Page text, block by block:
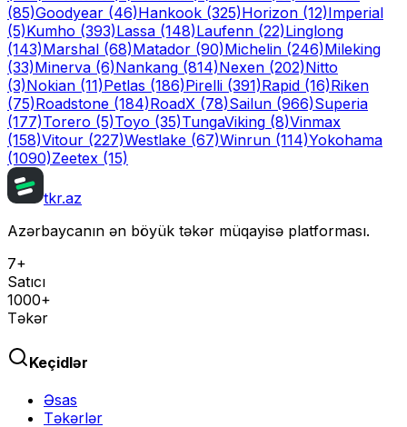
(85)Goodyear (46)Hankook (325)Horizon (12)Imperial
(5)Kumho (393)Lassa (148)Laufenn (22)Linglong
(143)Marshal (68)Matador (90)Michelin (246)Mileking
(33)Minerva (6)Nankang (814)Nexen (202)Nitto
(3)Nokian (11)Petlas (186)Pirelli (391)Rapid (16)Riken
(75)Roadstone (184)RoadX (78)Sailun (966)Superia
(177)Torero (5)Toyo (35)TungaViking (8)Vinmax
(158)Vitour (227)Westlake (67)Winrun (114)Yokohama
(1090)Zeetex (15)
tkr.az
Azərbaycanın ən böyük təkər müqayisə platforması.
7+
Satıcı
1000+
Təkər
Keçidlər
Əsas
Təkərlər